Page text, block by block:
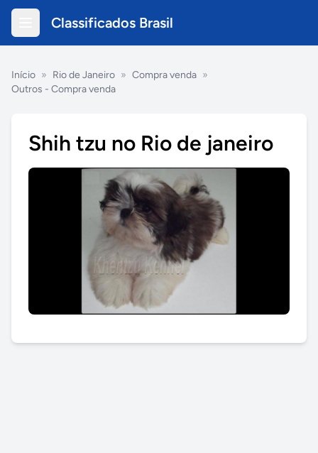
Classificados Brasil
Início » Rio de Janeiro » Compra venda »
Outros - Compra venda
Shih tzu no Rio de janeiro